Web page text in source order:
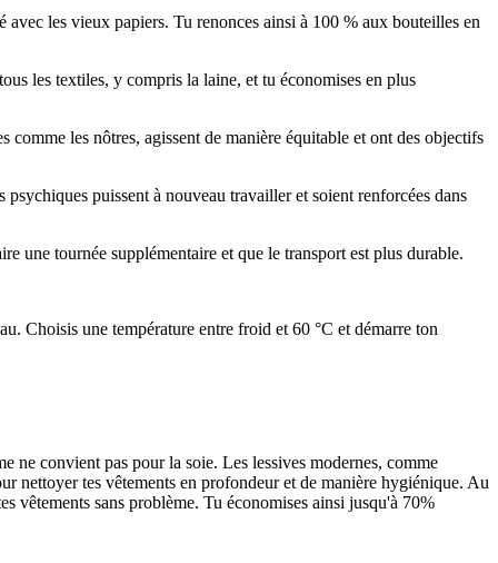
les vieux papiers. Tu renonces ainsi à 100 % aux bouteilles en
les textiles, y compris la laine, et tu économises en plus
les nôtres, agissent de manière équitable et ont des objectifs
puissent à nouveau travailler et soient renforcées dans
une tournée supplémentaire et que le transport est plus durable.
Choisis une température entre froid et 60 °C et démarre ton
ne convient pas pour la soie. Les lessives modernes, comme
nettoyer tes vêtements en profondeur et de manière hygiénique. Au
vêtements sans problème. Tu économises ainsi jusqu'à 70%